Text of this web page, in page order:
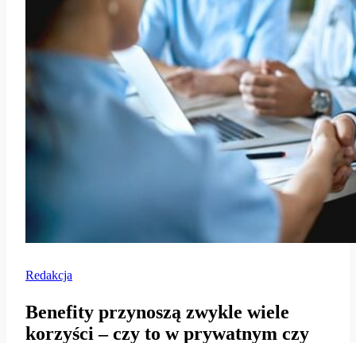
Redakcja
Benefity przynoszą zwykle wiele
korzyści – czy to w prywatnym czy